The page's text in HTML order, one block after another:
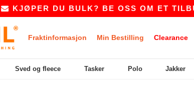
KJØPER DU BULK? BE OSS OM ET
Fraktinformasjon Min Bestilling Clearance
Sved og fleece Tasker Polo Jakker